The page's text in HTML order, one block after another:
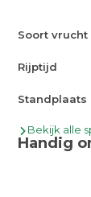
Soort vrucht
Rijptijd
Standplaats
Bekijk alle
Handig